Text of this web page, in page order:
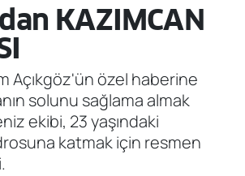
KAZIMCAN
Açıkgöz'ün özel haberine
solunu sağlama almak
ekibi, 23 yaşındaki
katmak için resmen